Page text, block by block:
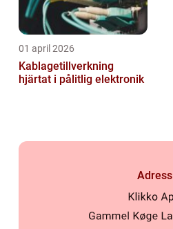
01 april 2026
Kablagetillverkning
hjärtat i pålitlig elektronik
Adress